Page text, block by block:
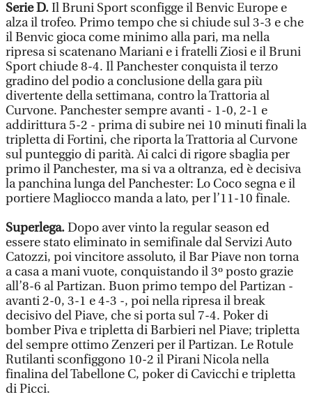
Serie D.Il Bruni Sport sconfigge il Benvic Europe e
alza il trofeo. Primo tempo che si chiude sul 3-3 e che
il Benvic gioca come minimo alla pari, ma nella
ripresa si scatenano Mariani e i fratelli Ziosi e il Bruni
Sport chiude 8-4. Il Panchester conquista il terzo
gradino del podio a conclusione della gara più
divertente della settimana, contro la Trattoria al
Curvone. Panchester sempre avanti - 1-0, 2-1 e
addirittura 5-2 - prima di subire nei 10 minuti finali la
tripletta di Fortini, che riporta la Trattoria al Curvone
sul punteggio di parità. Ai calci di rigore sbaglia per
primo il Panchester, ma si va a oltranza, ed è decisiva
la panchina lunga del Panchester: Lo Coco segna e il
portiere Magliocco manda a lato, per l’11-10 finale.
Superlega.Dopo aver vinto la regular season ed
essere stato eliminato in semifinale dal Servizi Auto
Catozzi, poi vincitore assoluto, il Bar Piave non torna
a casa a mani vuote, conquistando il 3º posto grazie
all’8-6 al Partizan. Buon primo tempo del Partizan -
avanti 2-0, 3-1 e 4-3 -, poi nella ripresa il break
decisivo del Piave, che si porta sul 7-4. Poker di
bomber Piva e tripletta di Barbieri nel Piave; tripletta
del sempre ottimo Zenzeri per il Partizan. Le Rotule
Rutilanti sconfiggono 10-2 il Pirani Nicola nella
finalina del Tabellone C, poker di Cavicchi e tripletta
di Picci.